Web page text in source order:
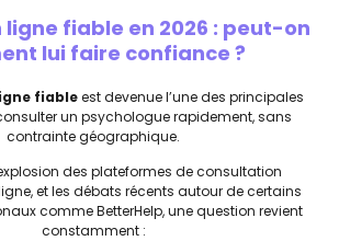
ligne fiable en 2026 : peut-on
lui faire confiance ?
fiableest devenue l’une des principales
un psychologue rapidement, sans
contrainte géographique.
des plateformes de consultation
et les débats récents autour de certains
commeBetterHelp, une question revient
constamment :